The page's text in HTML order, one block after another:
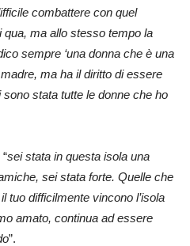
combattere con quel
ma allo stesso tempo la
sempre ‘una donna che è una
ma ha il diritto di essere
stata tutte le donne che ho
sei stata in questa isola una
sei stata forte. Quelle che
tuo difficilmente vincono l’isola
amato, continua ad essere
”.